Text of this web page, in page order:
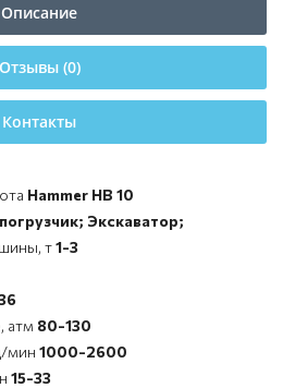
Описание
Отзывы (0)
Контакты
Hammer HB 10
Экскаватор;
т1-3
атм 80-130
мин 1000-2600
15-33